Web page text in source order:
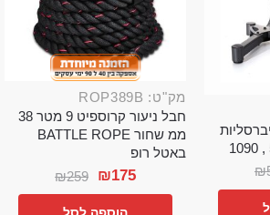
₪
מק"ט: ROP389B
חבל ניעור קרוספיט 9 מטר 38
ממ שחור BATTLE ROPE
באטל רופ
₪259 ₪175